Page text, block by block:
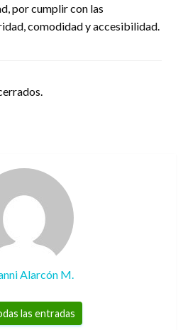
por cumplir con las
comodidad y accesibilidad.
Alarcón M.
las entradas